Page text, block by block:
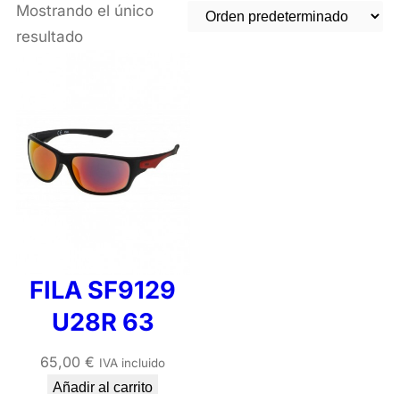
Mostrando el único
resultado
FILA SF9129
U28R 63
65,00€ IVA incluido
Añadir al carrito